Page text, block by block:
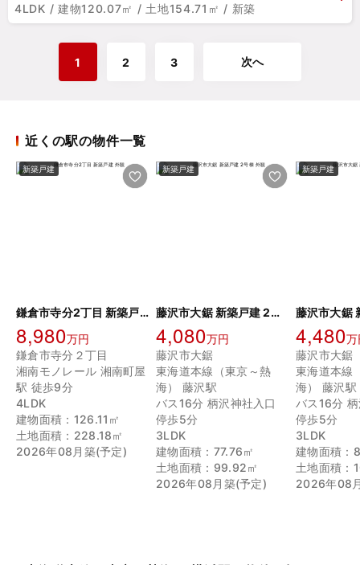
4LDK / 建物120.07㎡ / 土地154.71㎡ / 新築
1 2 3 次へ
近くの駅の物件一覧
新築戸建
鎌倉市寺分2丁目 新築戸建
8,980万円
鎌倉市寺分２丁目
湘南モノレール 湘南町屋
駅 徒歩9分
4LDK
建物面積：126.11㎡
土地面積：228.18㎡
2026年08月築(予定)
新築戸建
藤沢市大鋸 新築戸建 2号棟
4,080万円
藤沢市大鋸
東海道本線（東京～熱
海） 藤沢駅
バス16分 柄沢神社入口
停歩5分
3LDK
建物面積：77.76㎡
土地面積：99.92㎡
2026年08月築(予定)
新築戸建
4,480万
藤沢市大鋸
東海道本線
海） 藤沢駅
バス16分
停歩5分
3LDK
建物面積：
土地面積：
2026年08